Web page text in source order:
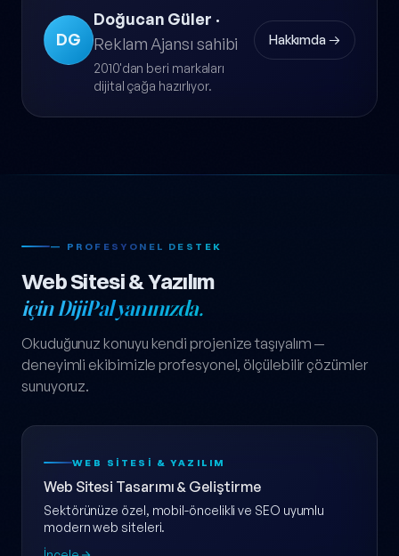
DG
Doğucan Güler ·
Reklam Ajansı sahibi
2010'dan beri markaları
dijital çağa hazırlıyor.
Hakkımda →
— PROFESYONEL DESTEK
Web Sitesi & Yazılım
için DijiPal yanınızda.
Okuduğunuz konuyu kendi projenize taşıyalım —
deneyimli ekibimizle profesyonel, ölçülebilir çözümler
sunuyoruz.
WEB SITESI & YAZILIM
Web Sitesi Tasarımı & Geliştirme
Sektörünüze özel, mobil-öncelikli ve SEO uyumlu
modern web siteleri.